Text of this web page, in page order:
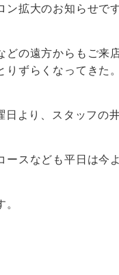
拡大のお知らせです
どの遠方からもご来
りずらくなってきた
より、スタッフの
ースなども平日は今